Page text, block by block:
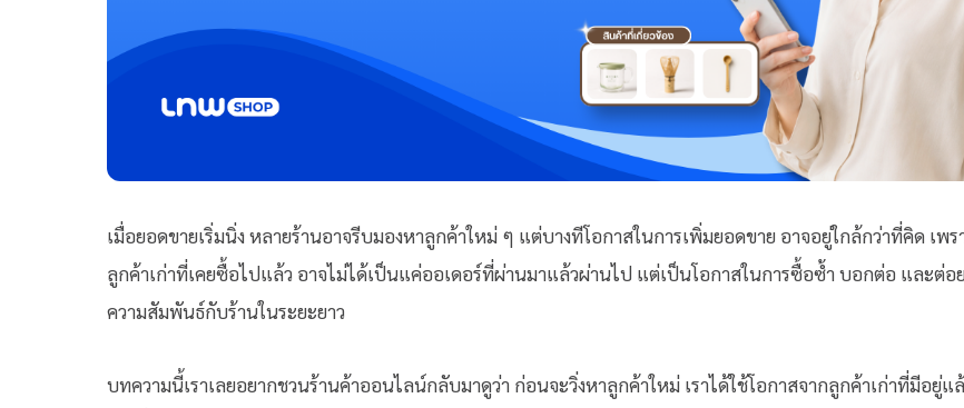
เมื่อยอดขายเริ่มนิ่ง หลายร้านอาจรีบมองหาลูกค้าใหม่ ๆ แต่บางทีโอกาสในการเพิ่มยอดขาย อาจอยู่ใกล้กว่าที่คิด เพร
ลูกค้าเก่าที่เคยซื้อไปแล้ว อาจไม่ได้เป็นแค่ออเดอร์ที่ผ่านมาแล้วผ่านไป แต่เป็นโอกาสในการซื้อซ้ำ บอกต่อ และต่อ
ความสัมพันธ์กับร้านในระยะยาว
บทความนี้เราเลยอยากชวนร้านค้าออนไลน์กลับมาดูว่า ก่อนจะวิ่งหาลูกค้าใหม่ เราได้ใช้โอกาสจากลูกค้าเก่าที่มีอยู่แ